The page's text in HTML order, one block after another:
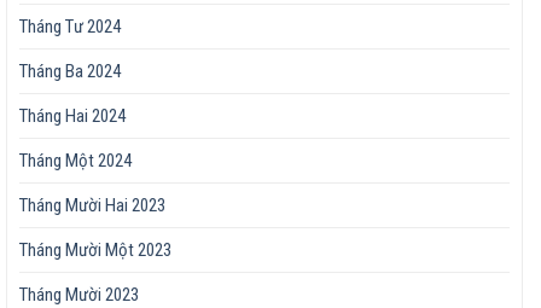
Tháng Tư 2024
Tháng Ba 2024
Tháng Hai 2024
Tháng Một 2024
Tháng Mười Hai 2023
Tháng Mười Một 2023
Tháng Mười 2023